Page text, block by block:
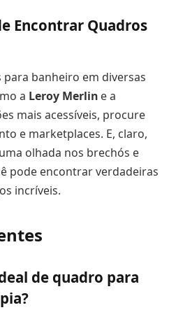
Encontrar Quadros
banheiro em diversas
a Leroy Merlin e a
mais acessíveis, procure
e marketplaces. E, claro,
olhada nos brechós e
pode encontrar verdadeiras
incríveis.
de quadro para